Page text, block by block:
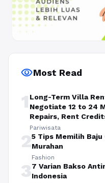
visibilityMost Read
1 Long-Term Villa
Negotiate 12 to 24
Repairs, Rent
Pariwisata
25 Tips Memilih
Murahan
Fashion
37 Varian Bakso
Indonesia